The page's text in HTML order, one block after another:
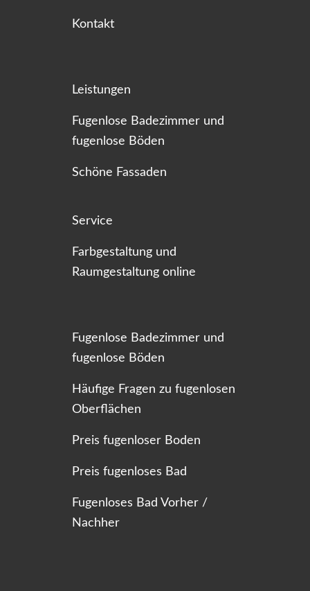
Kontakt
Leistungen
Fugenlose Badezimmer und
fugenlose Böden
Schöne Fassaden
Service
Farbgestaltung und
Raumgestaltung online
Fugenlose Badezimmer und
fugenlose Böden
Häufige Fragen zu fugenlosen
Oberflächen
Preis fugenloser Boden
Preis fugenloses Bad
Fugenloses Bad Vorher /
Nachher